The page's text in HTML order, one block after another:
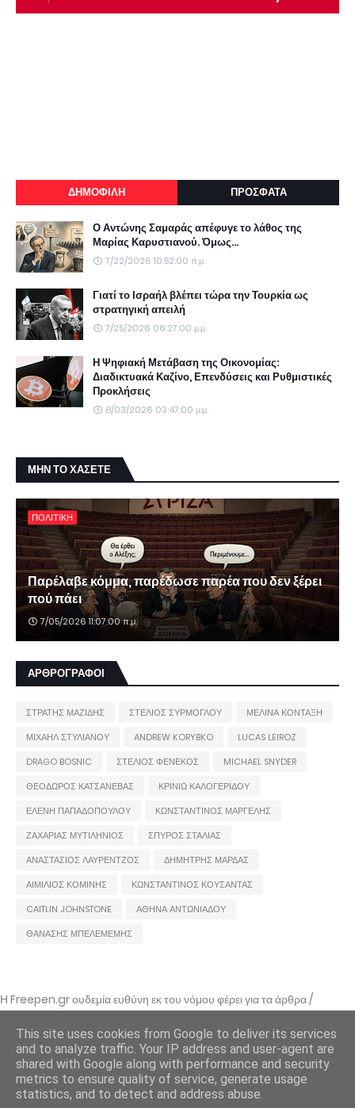
ΔΗΜΟΦΙΛΗ ΠΡΟΣΦΑΤΑ
Ο Αντώνης Σαμαράς απέφυγε το λάθος της
Μαρίας Καρυστιανού. Όμως...
7/22/2026 10:52:00 π.μ.
Γιατί το Ισραήλ βλέπει τώρα την Τουρκία ως
στρατηγική απειλή
7/25/2026 06:27:00 μ.μ.
Η Ψηφιακή Μετάβαση της Οικονομίας:
Διαδικτυακά Καζίνο, Επενδύσεις και Ρυθμιστικές
Προκλήσεις
8/03/2026 03:47:00 μ.μ.
ΜΗΝ ΤΟ ΧΑΣΕΤΕ
ΠΟΛΙΤΙΚΗ
Παρέλαβε κόμμα, παρέδωσε παρέα που δεν ξέρει
πού πάει
7/05/2026 11:07:00 π.μ.
ΑΡΘΡΟΓΡΑΦΟΙ
ΣΤΡΑΤΗΣ ΜΑΖΙΔΗΣ ΣΤΕΛΙΟΣ ΣΥΡΜΟΓΛΟΥ
ΜΕΛΙΝΑ ΚΟΝΤΑΞΗ
ΜΙΧΑΗΛ ΣΤΥΛΙΑΝΟΥ
ANDREW KORYBKO
LUCAS LEIROZ
DRAGO BOSNIC
ΣΤΕΛΙΟΣ ΦΕΝΕΚΟΣ
MICHAEL SNYDER
ΘΕΟΔΩΡΟΣ ΚΑΤΣΑΝΕΒΑΣ
ΚΡΙΝΙΩ ΚΑΛΟΓΕΡΙΔΟΥ
ΕΛΕΝΗ ΠΑΠΑΔΟΠΟΥΛΟΥ
ΚΩΝΣΤΑΝΤΙΝΟΣ ΜΑΡΓΕΛΗΣ
ΖΑΧΑΡΙΑΣ ΜΥΤΙΛΗΝΙΟΣ
ΣΠΥΡΟΣ ΣΤΑΛΙΑΣ
ΑΝΑΣΤΑΣΙΟΣ ΛΑΥΡΕΝΤΖΟΣ
ΔΗΜΗΤΡΗΣ ΜΑΡΔΑΣ
ΑΙΜΙΛΙΟΣ ΚΟΜΙΝΗΣ
ΚΩΝΣΤΑΝΤΙΝΟΣ ΚΟΥΣΑΝΤΑΣ
CAITLIN JOHNSTONE
ΑΘΗΝΑ ΑΝΤΩΝΙΑΔΟΥ
ΘΑΝΑΣΗΣ ΜΠΕΛΕΜΕΜΗΣ
Η Freepen.gr ουδεμία ευθύνη εκ του νόμου φέρει για τα άρθρα /
αναρτήσεις που δημοσιεύονται και απηχούν τις απόψεις των συντακτών
τους και δε σημαίνει πως τα υιοθετεί. Σε περίπτωση που θεωρείτε πως
θίγεστε από κάποιο εξ αυτών ή ότι υπάρχει κάποιο σφάλμα,
επικοινωνήστε μέσω e-mail
Freepen.gr - 2011 - freepengr@gmail.com
This site uses cookies from Google to deliver its services
and to analyze traffic. Your IP address and user-agent are
shared with Google along with performance and security
metrics to ensure quality of service, generate usage
statistics, and to detect and address abuse.